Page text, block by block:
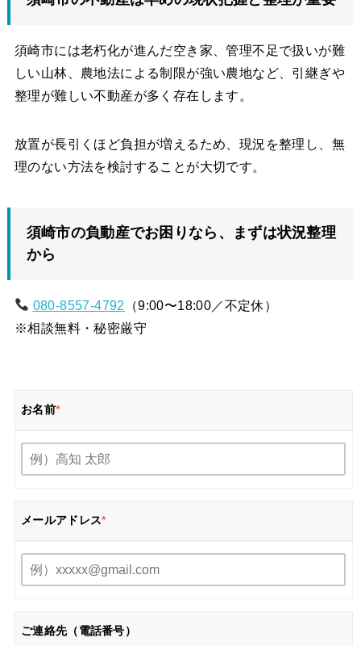
須崎市には老朽化が進んだ空き家、管理不足で扱いが難
しい山林、農地法による制限が強い農地など、引継ぎや
整理が難しい不動産が多く存在します。
放置が長引くほど負担が増えるため、現況を整理し、無
理のない方法を検討することが大切です。
須崎市の負動産でお困りなら、まずは状況整理
から
080-8557-4792
（9:00〜18:00／不定休）
※相談無料・秘密厳守
お名前*
メールアドレス*
ご連絡先（電話番号）